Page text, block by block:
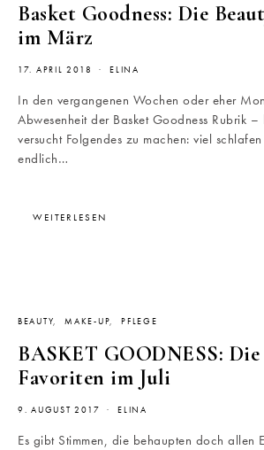
Basket Goodness: Die
im März
17. APRIL 2018 ELINA
In den vergangenen Wochen oder eher
Abwesenheit der Basket Goodness Rubrik
versucht Folgendes zu machen: viel
endlich…
WEITERLESEN
BEAUTY MAKE-UP PFLEGE
BASKET GOODNESS:
Favoriten im Juli
9. AUGUST 2017 ELINA
Es gibt Stimmen, die behaupten doch allen